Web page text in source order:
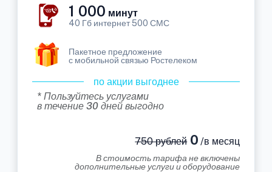
1 000 минут
40 Гб интернет 500 СМС
Пакетное предложение
с мобильной связью Ростелеком
по акции выгоднее
* Пользуйтесь услугами
в течение 30 дней выгодно
750 рублей0 /в месяц
В стоимость тарифа не включены
дополнительные услуги и оборудование